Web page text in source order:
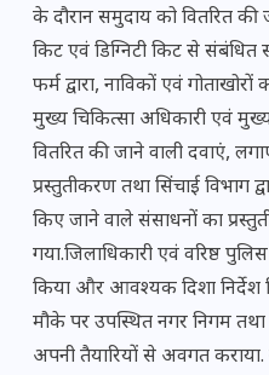
के दौरान समुदाय को वितरित की
किट एवं डिग्निटी किट से संबंधित
फर्म द्वारा, नाविकों एवं
मुख्य चिकित्सा अधिकारी एवं मुख्य
वितरित की जाने वाली दवाएं,
प्रस्तुतीकरण तथा सिंचाई विभाग
किए जाने वाले संसाधनों का
गया.जिलाधिकारी एवं वरिष्ठ
किया और आवश्यक दिशा निर्देश
मौके पर उपस्थित नगर निगम
अपनी तैयारियों से अवगत कराया.